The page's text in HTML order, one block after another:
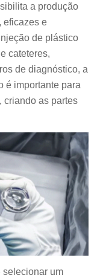
a produção
eficazes e
de plástico
cateteres,
de diagnóstico, a
é importante para
criando as partes
selecionar um